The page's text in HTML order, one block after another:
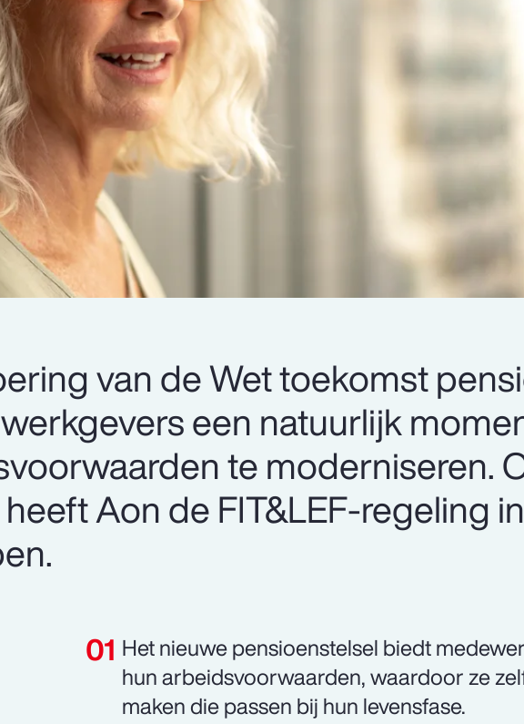
van de Wet toekomst
een natuurlijk
te moderniseren.
Aon de FIT&LEF-regeling
Het nieuwe pensioenstelsel biedt
hun arbeidsvoorwaarden, waardoor ze
maken die passen bij hun levensfase.